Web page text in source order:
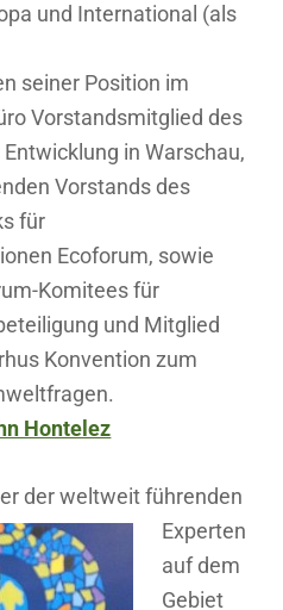
und International (als
seiner Position im
Vorstandsmitglied des
in Warschau,
Vorstands des
für
Ecoforum, sowie
Komitees für
und Mitglied
Konvention zum
Hontelez
der weltweit führenden
Experten
auf dem
Gebiet